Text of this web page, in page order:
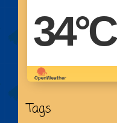
34°C
Tags